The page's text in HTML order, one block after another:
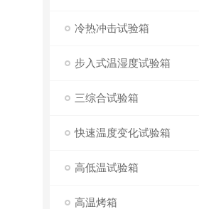
冷热冲击试验箱
步入式温湿度试验箱
三综合试验箱
快速温度变化试验箱
高低温试验箱
高温烤箱